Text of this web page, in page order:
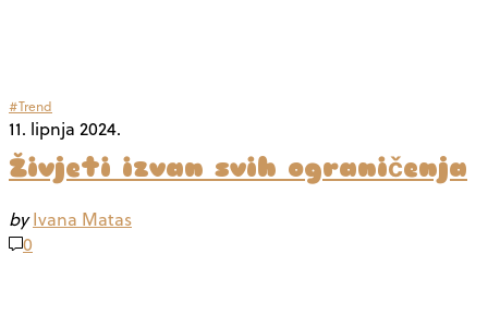
#Trend
11. lipnja 2024.
Živjeti izvan svih ograničenja
by Ivana Matas
0